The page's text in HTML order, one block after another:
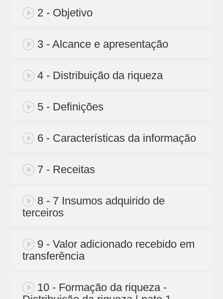
2 - Objetivo
3 - Alcance e apresentação
4 - Distribuição da riqueza
5 - Definições
6 - Características da informação
7 - Receitas
8 - 7 Insumos adquirido de
terceiros
9 - Valor adicionado recebido em
transferência
10 - Formação da riqueza -